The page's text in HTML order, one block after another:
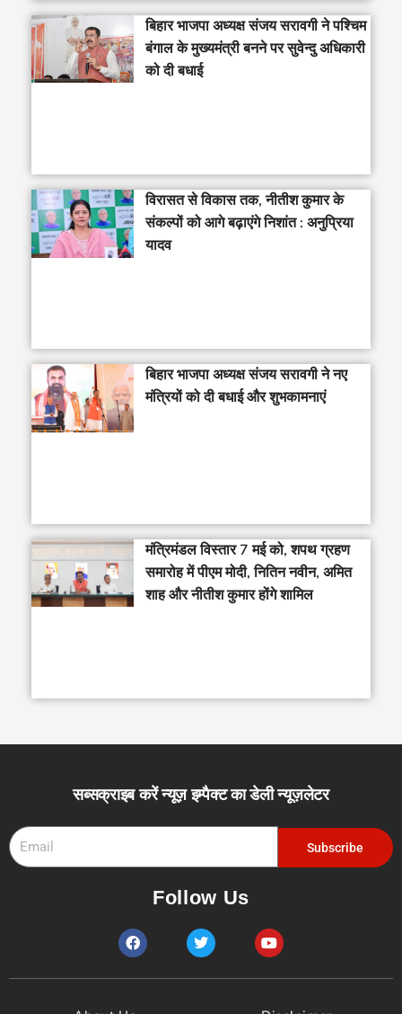
‎बिहार भाजपा अध्यक्ष संजय सरावगी ने पश्चिम
बंगाल के मुख्यमंत्री बनने पर सुवेन्दु अधिकारी
को दी बधाई
विरासत से विकास तक, नीतीश कुमार के
संकल्पों को आगे बढ़ाएंगे निशांत : अनुप्रिया
यादव
बिहार भाजपा अध्यक्ष संजय सरावगी ने नए
मंत्रियों को दी बधाई और शुभकामनाएं
मंत्रिमंडल विस्तार 7 मई को, शपथ ग्रहण
समारोह में पीएम मोदी, नितिन नवीन, अमित
शाह और नीतीश कुमार होंगे शामिल
सब्सक्राइब करें न्यूज़ इम्पैक्ट का डेली न्यूज़लेटर
Subscribe
Follow Us
F
a
c
e
T
w
i
t
Y
o
u
t
b